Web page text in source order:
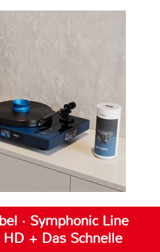
· Symphonic Line
+ Das Schnelle